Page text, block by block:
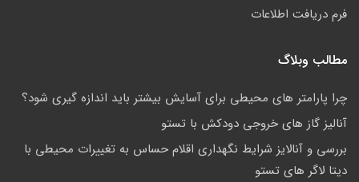
فرم دریافت اطلاعات
مطالب وبلاگ
چرا پارامتر های محیطی برای آسایش بیشتر باید اندازه گیری شود؟
آنالیز گاز های خروجی دودکش با تستو
بررسی و آنالایز شرایط نگهداری اقلام حساس به تغییرات محیطی با
دیتا لاگر های تستو